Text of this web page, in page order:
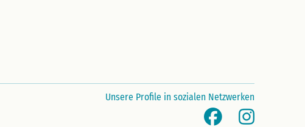
Unsere Profile in sozialen Netzwerken
Facebook